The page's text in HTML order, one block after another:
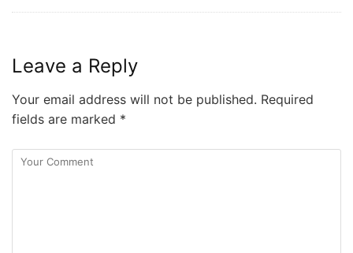
Leave a Reply
Your email address will not be published. Required
fields are marked *